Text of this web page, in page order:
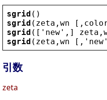
sgrid ()
sgrid ( zeta , wn [,
sgrid ([ ' new ' ,] zeta ,
sgrid ( zeta , wn [, ' new '
引数
zeta